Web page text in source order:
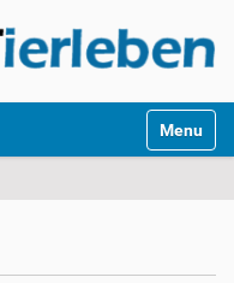
Toggle